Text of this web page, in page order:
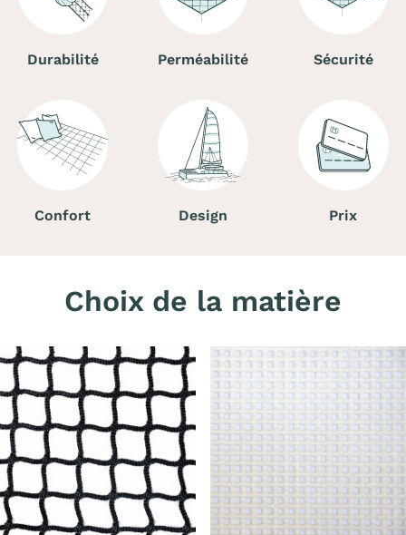
Durabilité Perméabilité Sécurité
Confort Design Prix
Choix de la matière